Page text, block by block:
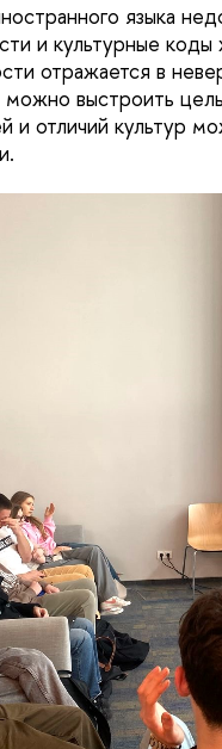
языка
и культурные коды
отражается в
выстроить
и отличий культур